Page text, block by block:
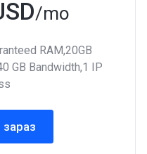
/mo
RAM,20GB
GB Bandwidth,1 IP